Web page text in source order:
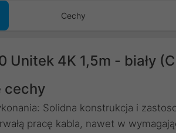
Cechy
Unitek 4K 1,5m - biały
cechy
Solidna konstrukcja i
pracę kabla, nawet w